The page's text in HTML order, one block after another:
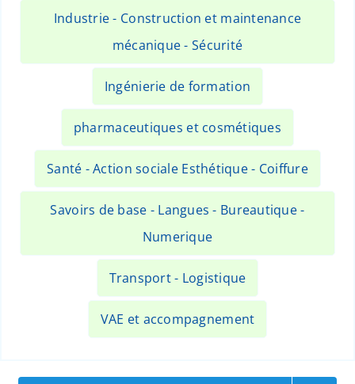
Industrie - Construction et maintenance
mécanique - Sécurité
Ingénierie de formation
pharmaceutiques et cosmétiques
Santé - Action sociale Esthétique - Coiffure
Savoirs de base - Langues - Bureautique -
Numerique
Transport - Logistique
VAE et accompagnement